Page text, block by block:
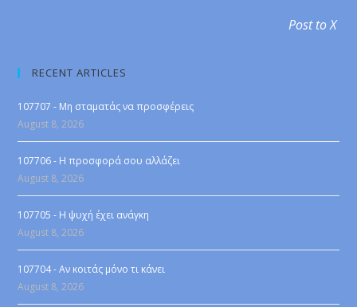
Post to X
RECENT ARTICLES
107707 - Μη σταματάς να προσφέρεις
August 8, 2026
107706 - Η προσφορά σου αλλάζει
August 8, 2026
107705 - Η ψυχή έχει ανάγκη
August 8, 2026
107704 - Αν κοιτάς μόνο τι κάνει
August 8, 2026